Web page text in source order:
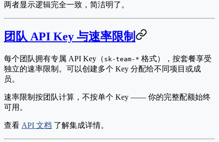
两者显示逻辑完全一致，简洁明了。
团队 API Key 与速率限制
每个团队拥有专属 API Key（ sk-team-* 格式），按套餐享受
独立的速率限制。可以创建多个 Key 分配给不同项目或成
员。
速率限制按团队计算，不按单个 Key —— 你的完整配额始终
可用。
查看 API 文档 了解集成详情。